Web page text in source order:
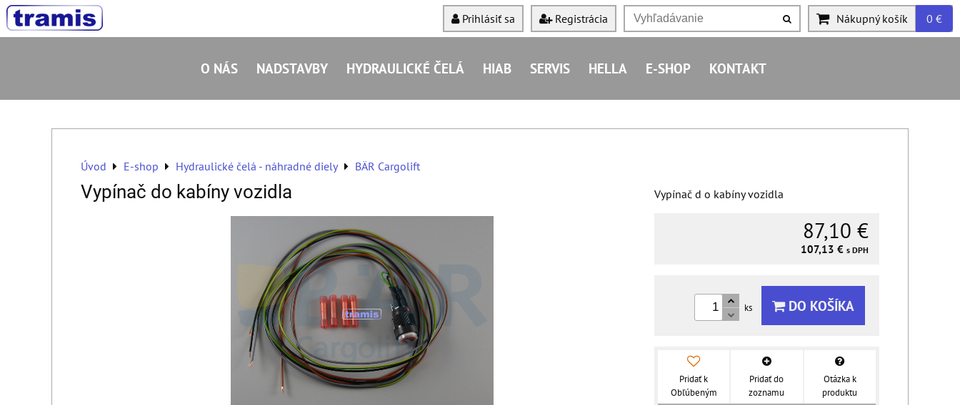
Prihlásiť sa Registrácia Nákupný košík 0 €
O NÁS NADSTAVBY HYDRAULICKÉ ČELÁ HIAB SERVIS HELLA E-SHOP KONTAKT
Úvod E-shop Hydraulické čelá - náhradné diely BÄR Cargolift
Vypínač do kabíny vozidla Vypínač d o kabíny vozidla
87,10 €
107,13 € s DPH
ks DO KOŠÍKA
Pridať k
Obľúbeným
Pridať do
zoznamu
Otázka k
produktu